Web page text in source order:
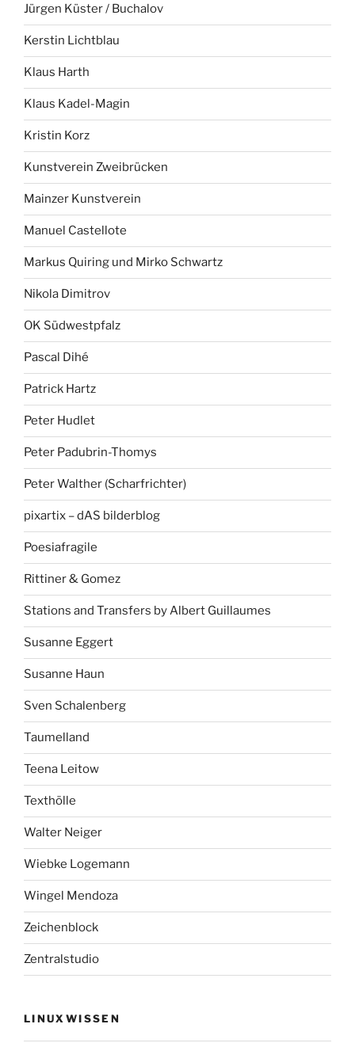
Jürgen Küster / Buchalov
Kerstin Lichtblau
Klaus Harth
Klaus Kadel-Magin
Kristin Korz
Kunstverein Zweibrücken
Mainzer Kunstverein
Manuel Castellote
Markus Quiring und Mirko Schwartz
Nikola Dimitrov
OK Südwestpfalz
Pascal Dihé
Patrick Hartz
Peter Hudlet
Peter Padubrin-Thomys
Peter Walther (Scharfrichter)
pixartix – dAS bilderblog
Poesiafragile
Rittiner & Gomez
Stations and Transfers by Albert Guillaumes
Susanne Eggert
Susanne Haun
Sven Schalenberg
Taumelland
Teena Leitow
Texthölle
Walter Neiger
Wiebke Logemann
Wingel Mendoza
Zeichenblock
Zentralstudio
LINUXWISSEN